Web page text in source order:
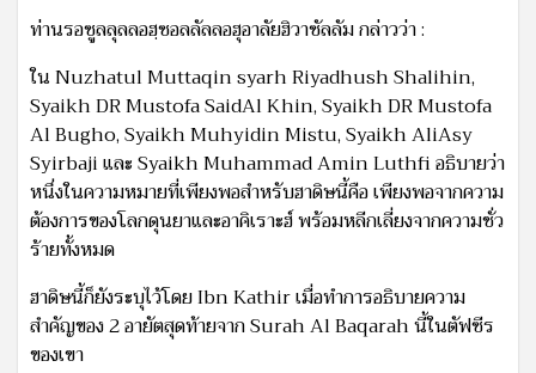
ท่านรอซูลลุลลอฮฺซอลลัลลอฮุอาลัยฮิวาซัลลัม กล่าวว่า :
ใน Nuzhatul Muttaqin syarh Riyadhush Shalihin,
Syaikh DR Mustofa SaidAl Khin, Syaikh DR Mustofa
Al Bugho, Syaikh Muhyidin Mistu, Syaikh AliAsy
Syirbaji และ Syaikh Muhammad Amin Luthfi อธิบายว่า
หนึ่งในความหมายที่เพียงพอสำหรับฮาดิษนี้คือ เพียงพอจากความ
ต้องการของโลกดุนยาและอาคิเราะฮ์ พร้อมหลีกเลี่ยงจากความชั่ว
ร้ายทั้งหมด
ฮาดิษนี้ก็ยังระบุไว้โดย Ibn Kathir เมื่อทำการอธิบายความ
สำคัญของ 2 อายัตสุดท้ายจาก Surah Al Baqarah นี้ในตัฟซีร
ของเขา